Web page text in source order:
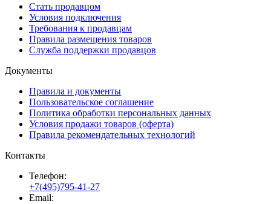
Стать продавцом
Условия подключения
Требования к продавцам
Правила размещения товаров
Служба поддержки продавцов
Документы
Правила и документы
Пользовательское соглашение
Политика обработки персональных данных
Условия продажи товаров (оферта)
Правила рекомендательных технологий
Контакты
Телефон:
+7(495)795-41-27
Email: